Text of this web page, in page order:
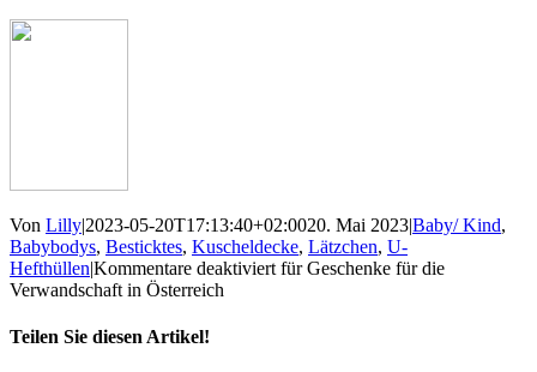
Von Lilly|2023-05-20T17:13:40+02:0020. Mai 2023|Baby/ Kind,
Babybodys, Besticktes, Kuscheldecke, Lätzchen, U-
Hefthüllen|Kommentare deaktiviert für Geschenke für die
Verwandschaft in Österreich
Teilen Sie diesen Artikel!